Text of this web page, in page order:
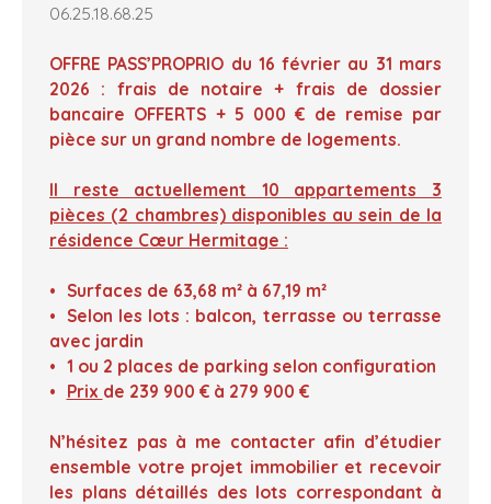
06.25.18.68.25
OFFRE PASS’PROPRIO du 16 février au 31 mars
2026 : frais de notaire + frais de dossier
bancaire OFFERTS + 5 000 € de remise par
pièce sur un grand nombre de logements.
Il reste actuellement 10 appartements 3
pièces (2 chambres) disponibles au sein de la
résidence Cœur Hermitage :
Surfaces de 63,68 m² à 67,19 m²
Selon les lots : balcon, terrasse ou terrasse
avec jardin
1 ou 2 places de parking selon configuration
Prix de 239 900 € à 279 900 €
N’hésitez pas à me contacter afin d’étudier
ensemble votre projet immobilier et recevoir
les plans détaillés des lots correspondant à